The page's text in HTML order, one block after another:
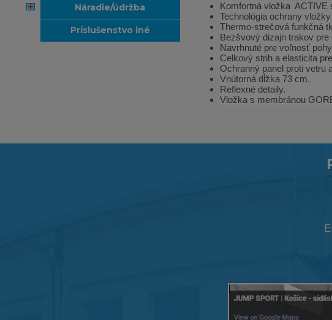
náradie/údržba
príslušenstvo iné
Komfortná vložka ACTIVE
Technológia ochrany
Thermo-strečová funkčná
Bezšvový dizajn trakov pre
Navrhnuté pre voľnosť
Celkový strih a elasticita
Ochranný panel proti vetru
Vnútorná dĺžka 73 cm.
Reflexné detaily.
Vložka s membránou